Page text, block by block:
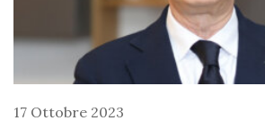
17 Ottobre 2023